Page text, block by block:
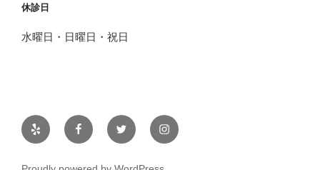
休診日
水曜日・日曜日・祝日
Yelp FacebookTwitter Instagram